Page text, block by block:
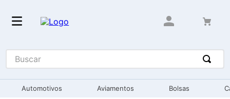
Buscar
Automotivos Aviamentos Bolsas